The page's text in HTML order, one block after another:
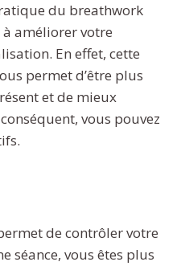
du breathwork
à améliorer votre
En effet, cette
permet d’être plus
et de mieux
vous pouvez
de contrôler votre
séance, vous êtes plus